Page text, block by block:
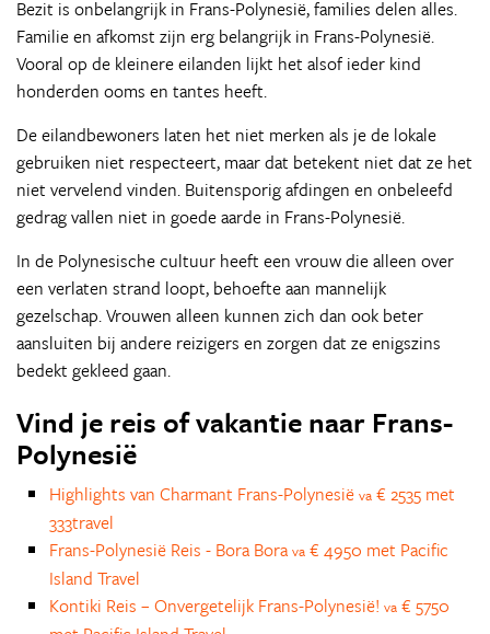
Bezit is onbelangrijk in Frans-Polynesië, families delen alles.
Familie en afkomst zijn erg belangrijk in Frans-Polynesië.
Vooral op de kleinere eilanden lijkt het alsof ieder kind
honderden ooms en tantes heeft.
De eilandbewoners laten het niet merken als je de lokale
gebruiken niet respecteert, maar dat betekent niet dat ze het
niet vervelend vinden. Buitensporig afdingen en onbeleefd
gedrag vallen niet in goede aarde in Frans-Polynesië.
In de Polynesische cultuur heeft een vrouw die alleen over
een verlaten strand loopt, behoefte aan mannelijk
gezelschap. Vrouwen alleen kunnen zich dan ook beter
aansluiten bij andere reizigers en zorgen dat ze enigszins
bedekt gekleed gaan.
Vind je reis of vakantie naar Frans-
Polynesië
Highlights van Charmant Frans-Polynesië va € 2535 met
333travel
Frans-Polynesië Reis - Bora Bora va € 4950 met Pacific
Island Travel
Kontiki Reis – Onvergetelijk Frans-Polynesië! va € 5750